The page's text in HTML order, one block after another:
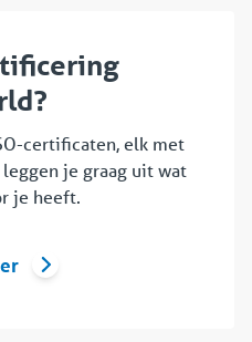
certificaten, elk met
je graag uit wat
je heeft.